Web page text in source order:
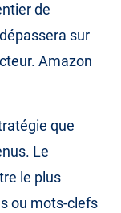
de
sur
Amazon
que
Le
le plus
ou mots-clefs